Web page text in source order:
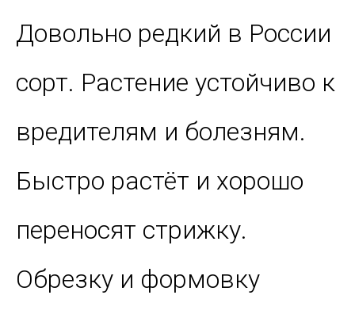
Довольно редкий в России
сорт. Растение устойчиво к
вредителям и болезням.
Быстро растёт и хорошо
переносят стрижку.
Обрезку и формовку